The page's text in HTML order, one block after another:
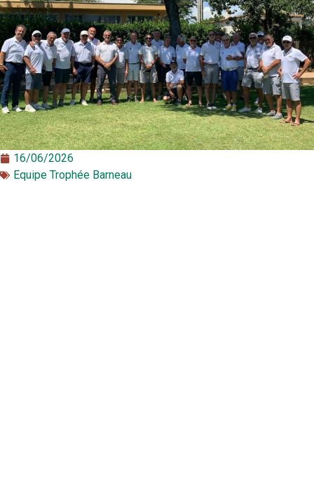
16/06/2026
Equipe Trophée Barneau​